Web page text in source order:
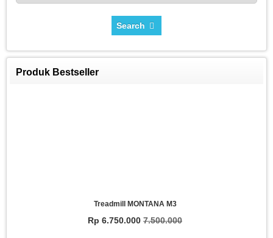
Search
Produk Bestseller
Treadmill MONTANA M3
Rp 6.750.000 7.500.000